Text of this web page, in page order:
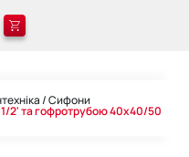
Сифони
1/2' та гофротрубою 40x40/50